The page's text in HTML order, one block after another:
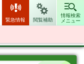
緊急情報 閲覧補助
情報検索
メニュー